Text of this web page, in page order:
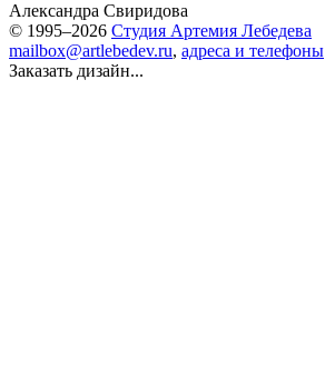
Александра Свиридова
© 1995–2026 Студия Артемия Лебедева
mailbox@artlebedev.ru, адреса и телефоны
Заказать дизайн...